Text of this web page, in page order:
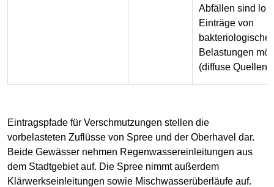
Abfällen sind
Einträge von
Belastungen
(diffuse Quellen).
Eintragspfade für Verschmutzungen stellen die
vorbelasteten Zuflüsse von Spree und der Oberhavel dar.
Beide Gewässer nehmen Regenwassereinleitungen aus
dem Stadtgebiet auf. Die Spree nimmt außerdem
Klärwerkseinleitungen sowie Mischwasserüberläufe auf.